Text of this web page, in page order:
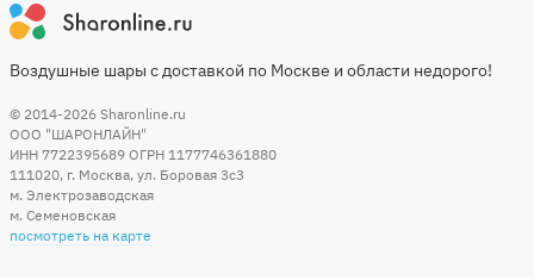
Воздушные шары с доставкой по Москве и области недорого!
© 2014-2026 Sharonline.ru
ООО "ШАРОНЛАЙН"
ИНН 7722395689 ОГРН 1177746361880
111020, г. Москва, ул. Боровая 3c3
м. Электрозаводская
м. Семеновская
посмотреть на карте